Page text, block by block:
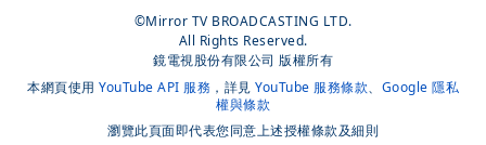
©Mirror TV BROADCASTING LTD.
All Rights Reserved.
鏡電視股份有限公司 版權所有
本網頁使用 YouTube API 服務 ，詳見 YouTube 服務條款、 Google 隱私
權與條款
瀏覽此頁面即代表您同意上述授權條款及細則